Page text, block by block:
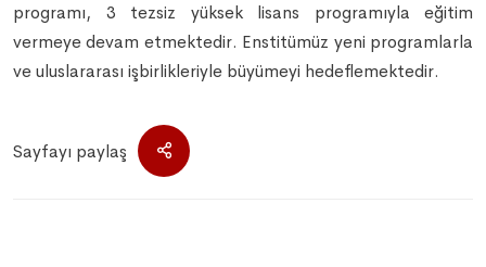
programı, 3 tezsiz yüksek lisans programıyla eğitim
vermeye devam etmektedir. Enstitümüz yeni programlarla
ve uluslararası işbirlikleriyle büyümeyi hedeflemektedir.
Sayfayı paylaş